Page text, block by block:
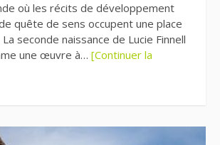
où les récits de développement
quête de sens occupent une place
seconde naissance de Lucie Finnell
une œuvre à… [Continuer la